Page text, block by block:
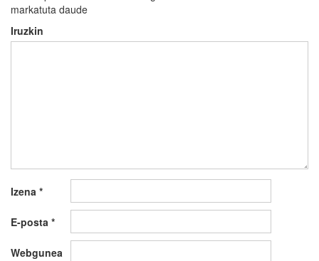
markatuta daude
Iruzkin
Izena *
E-posta *
Webgunea